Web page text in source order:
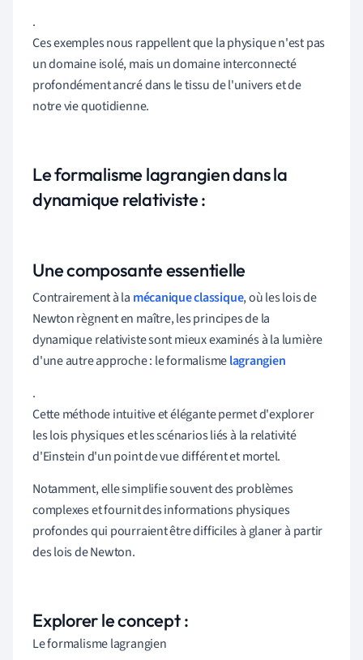
.
Ces exemples nous rappellent que la physique n'est pas
un domaine isolé, mais un domaine interconnecté
profondément ancré dans le tissu de l'univers et de
notre vie quotidienne.
Le formalisme lagrangien dans la
dynamique relativiste :
Une composante essentielle
Contrairement à la mécanique classique, où les lois de
Newton règnent en maître, les principes de la
dynamique relativiste sont mieux examinés à la lumière
d'une autre approche : le formalismelagrangien
.
Cette méthode intuitive et élégante permet d'explorer
les lois physiques et les scénarios liés à la relativité
d'Einstein d'un point de vue différent et mortel.
Notamment, elle simplifie souvent des problèmes
complexes et fournit des informations physiques
profondes qui pourraient être difficiles à glaner à partir
des lois de Newton.
Explorer le concept :
Le formalisme lagrangien